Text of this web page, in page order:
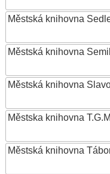
Městská knihovna
Městská knihovna
Městská knihovna
Městska knihovna
Městská knihovna